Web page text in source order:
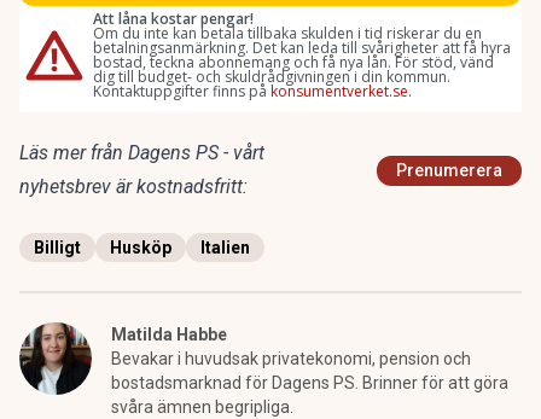
Läs mer från Dagens PS - vårt
nyhetsbrev är kostnadsfritt:
Prenumerera
Billigt Husköp Italien
Matilda Habbe
Bevakar i huvudsak privatekonomi, pension och
bostadsmarknad för Dagens PS. Brinner för att göra
svåra ämnen begripliga.